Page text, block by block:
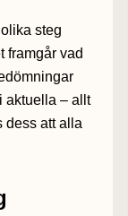
steg
framgår vad
aktuella – allt
dess att alla